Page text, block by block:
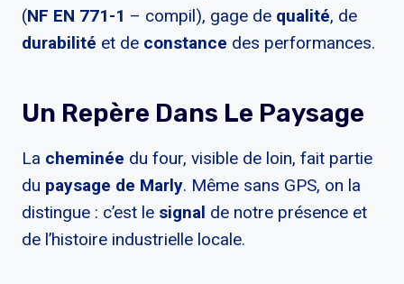
(NF EN 771-1 – compil), gage de qualité, de
durabilité et de constance des performances.
Un Repère Dans Le Paysage
La cheminée du four, visible de loin, fait partie
du paysage de Marly. Même sans GPS, on la
distingue : c’est le signal de notre présence et
de l’histoire industrielle locale.